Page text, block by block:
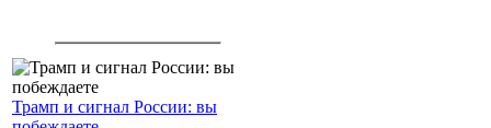
Трамп и сигнал России: вы